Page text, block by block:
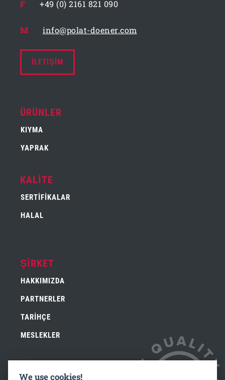
F +49 (0) 2161 821 090
M info@polat-doener.com
İLETIŞIM
ÜRÜNLER
KIYMA
YAPRAK
KALITE
SERTIFIKALAR
HALAL
ŞIRKET
HAKKIMIZDA
PARTNERLER
TARIHÇE
MESLEKLER
We use cookies!